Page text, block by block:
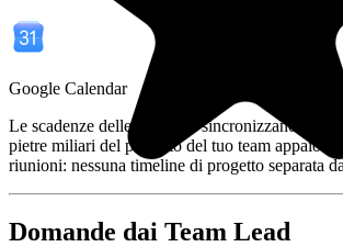
Google Calendar
Le scadenze delle attività si sincronizzano con
pietre miliari del progetto del tuo team appaiono
riunioni: nessuna timeline di progetto separata
Domande dai Team Lead